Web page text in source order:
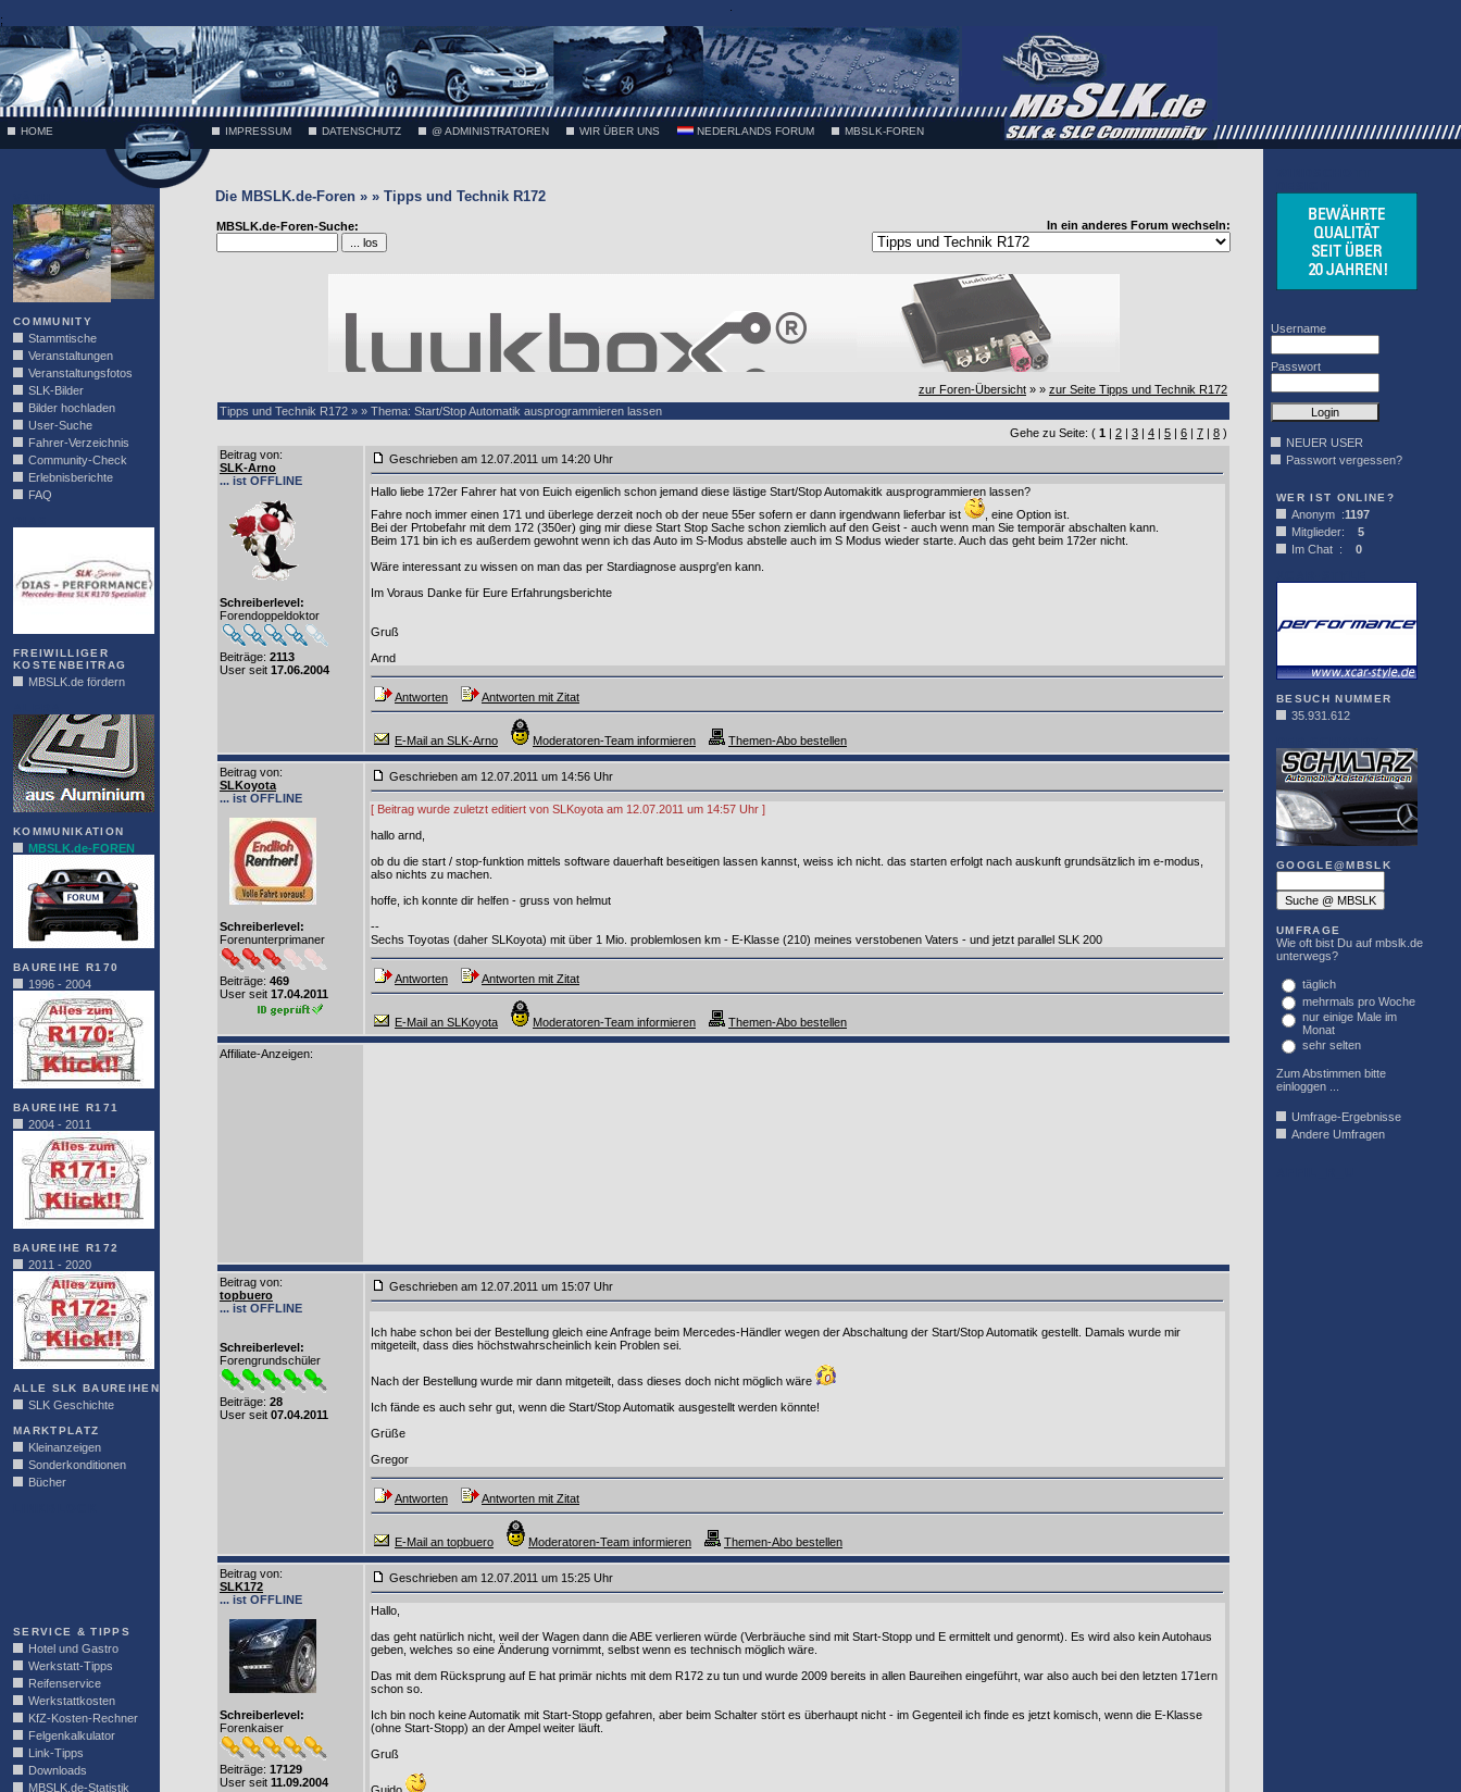
;
HOME IMPRESSUM DATENSCHUTZ @ ADMINISTRATOREN WIR ÜBER UNS NEDERLANDS FORUM MBSLK-FOREN
COMMUNITY
Stammtische
Veranstaltungen
Veranstaltungsfotos
SLK-Bilder
Bilder hochladen
User-Suche
Fahrer-Verzeichnis
Community-Check
Erlebnisberichte
FAQ
FREIWILLIGER
KOSTENBEITRAG
MBSLK.de fördern
KOMMUNIKATION
MBSLK.de-FOREN
BAUREIHE R170
1996 - 2004
BAUREIHE R171
2004 - 2011
BAUREIHE R172
2011 - 2020
ALLE SLK BAUREIHEN
SLK Geschichte
MARKTPLATZ
Kleinanzeigen
Sonderkonditionen
Bücher
SERVICE & TIPPS
Hotel und Gastro
Werkstatt-Tipps
Reifenservice
Werkstattkosten
KfZ-Kosten-Rechner
Felgenkalkulator
Link-Tipps
Downloads
MBSLK.de-Statistik
Die MBSLK.de-Foren » » Tipps und Technik R172
MBSLK.de-Foren-Suche: In ein anderes Forum wechseln:
zur Foren-Übersicht » » zur Seite Tipps und Technik R172
Tipps und Technik R172 » » Thema: Start/Stop Automatik ausprogrammieren lassen
Gehe zu Seite: ( 1 | 2 | 3 | 4 | 5 | 6 | 7 | 8 )
Beitrag von:
SLK-Arno
... ist OFFLINE
Schreiberlevel:
Forendoppeldoktor
Beiträge: 2113
User seit 17.06.2004
Geschrieben am 12.07.2011 um 14:20 Uhr
Hallo liebe 172er Fahrer hat von Euich eigenlich schon jemand diese lästige Start/Stop Automakitk ausprogrammieren lassen?
Fahre noch immer einen 171 und überlege derzeit noch ob der neue 55er sofern er dann irgendwann lieferbar ist
, eine Option ist.
Bei der Prtobefahr mit dem 172 (350er) ging mir diese Start Stop Sache schon ziemlich auf den Geist - auch wenn man Sie temporär abschalten kann.
Beim 171 bin ich es außerdem gewohnt wenn ich das Auto im S-Modus abstelle auch im S Modus wieder starte. Auch das geht beim 172er nicht.
Wäre interessant zu wissen on man das per Stardiagnose ausprg'en kann.
Im Voraus Danke für Eure Erfahrungsberichte
Gruß
Arnd
Antworten Antworten mit Zitat
E-Mail an SLK-Arno Moderatoren-Team informieren Themen-Abo bestellen
Beitrag von:
SLKoyota
... ist OFFLINE
Schreiberlevel:
Forenunterprimaner
Beiträge: 469
User seit 17.04.2011
Geschrieben am 12.07.2011 um 14:56 Uhr
[ Beitrag wurde zuletzt editiert von SLKoyota am 12.07.2011 um 14:57 Uhr ]
hallo arnd,
ob du die start / stop-funktion mittels software dauerhaft beseitigen lassen kannst, weiss ich nicht. das starten erfolgt nach auskunft grundsätzlich im e-modus,
also nichts zu machen.
hoffe, ich konnte dir helfen - gruss von helmut
--
Sechs Toyotas (daher SLKoyota) mit über 1 Mio. problemlosen km - E-Klasse (210) meines verstobenen Vaters - und jetzt parallel SLK 200
Antworten Antworten mit Zitat
E-Mail an SLKoyota Moderatoren-Team informieren Themen-Abo bestellen
Affiliate-Anzeigen:
Beitrag von:
topbuero
... ist OFFLINE
Schreiberlevel:
Forengrundschüler
Beiträge: 28
User seit 07.04.2011
Geschrieben am 12.07.2011 um 15:07 Uhr
Ich habe schon bei der Bestellung gleich eine Anfrage beim Mercedes-Händler wegen der Abschaltung der Start/Stop Automatik gestellt. Damals wurde mir
mitgeteilt, dass dies höchstwahrscheinlich kein Problen sei.
Nach der Bestellung wurde mir dann mitgeteilt, dass dieses doch nicht möglich wäre
Ich fände es auch sehr gut, wenn die Start/Stop Automatik ausgestellt werden könnte!
Grüße
Gregor
Antworten Antworten mit Zitat
E-Mail an topbuero Moderatoren-Team informieren Themen-Abo bestellen
Beitrag von:
SLK172
... ist OFFLINE
Schreiberlevel:
Forenkaiser
Beiträge: 17129
User seit 11.09.2004
Geschrieben am 12.07.2011 um 15:25 Uhr
Hallo,
das geht natürlich nicht, weil der Wagen dann die ABE verlieren würde (Verbräuche sind mit Start-Stopp und E ermittelt und genormt). Es wird also kein Autohaus
geben, welches so eine Änderung vornimmt, selbst wenn es technisch möglich wäre.
Das mit dem Rücksprung auf E hat primär nichts mit dem R172 zu tun und wurde 2009 bereits in allen Baureihen eingeführt, war also auch bei den letzten 171ern
schon so.
Ich bin noch keine Automatik mit Start-Stopp gefahren, aber beim Schalter stört es überhaupt nicht - im Gegenteil ich finde es jetzt komisch, wenn die E-Klasse
(ohne Start-Stopp) an der Ampel weiter läuft.
Gruß
Username
Passwort
NEUER USER
Passwort vergessen?
WER IST ONLINE?
Anonym :1197
Mitglieder: 5
Im Chat : 0
BESUCH NUMMER
35.931.612
GOOGLE@MBSLK
UMFRAGE
Wie oft bist Du auf mbslk.de
unterwegs?
täglich
mehrmals pro Woche
nur einige Male im
Monat
sehr selten
Zum Abstimmen bitte
einloggen ...
Umfrage-Ergebnisse
Andere Umfragen